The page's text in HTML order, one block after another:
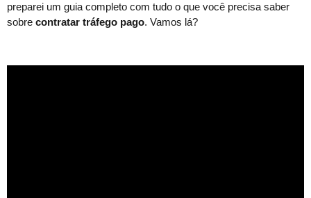
preparei um guia completo com tudo o que você precisa saber
sobre contratar tráfego pago. Vamos lá?